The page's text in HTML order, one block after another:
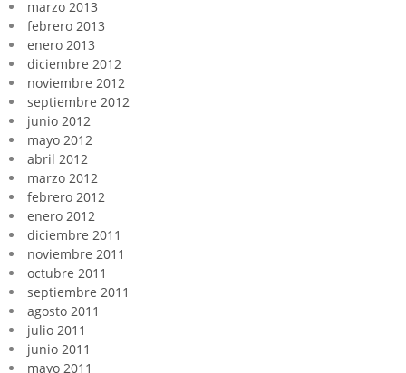
marzo 2013
febrero 2013
enero 2013
diciembre 2012
noviembre 2012
septiembre 2012
junio 2012
mayo 2012
abril 2012
marzo 2012
febrero 2012
enero 2012
diciembre 2011
noviembre 2011
octubre 2011
septiembre 2011
agosto 2011
julio 2011
junio 2011
mayo 2011